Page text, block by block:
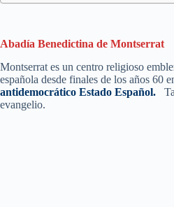
Abadía Benedictina de Montserrat
Montserrat es un centro religioso
española desde finales de los años 60
antidemocrático Estado Español.
evangelio.